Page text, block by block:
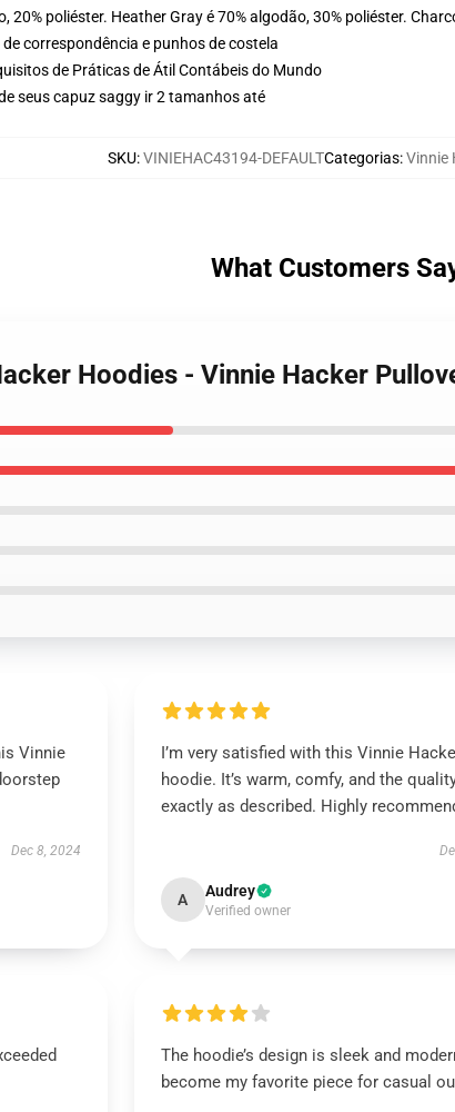
20% poliéster. Heather Gray é 70% algodão, 30% poliéster.
correspondência e punhos de costela
de Práticas de Átil Contábeis do Mundo
seus capuz saggy ir 2 tamanhos até
SKU:VINIEHAC43194-DEFAULTCategorias:Vinnie
What Customers
Hoodies - Vinnie Hacker
Vinnie
Dec 8, 2024
I’m very satisfied with this Vinnie
hoodie. It’s warm, comfy, and the
exactly as described. Highly
A Audrey
Verified owner
The hoodie’s design is sleek and
become my favorite piece for casual